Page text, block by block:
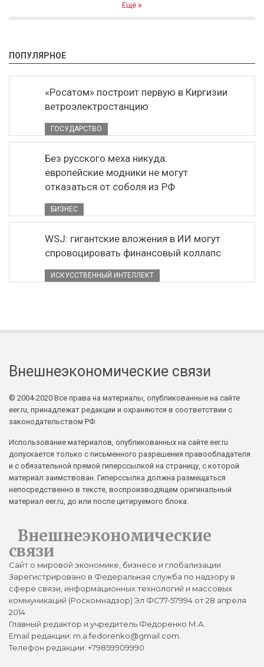
Ещё
ПОПУЛЯРНОЕ
«Росатом» построит первую в Киргизии
ветроэлектростанцию
ГОСУДАРСТВО
Без русского меха никуда:
европейские модники не могут
отказаться от соболя из РФ
БИЗНЕС
WSJ: гигантские вложения в ИИ могут
спровоцировать финансовый коллапс
ИСКУССТВЕННЫЙ ИНТЕЛЛЕКТ
Внешнеэкономические связи
© 2004-2020 Все права на материалы, опубликованные на сайте
eer.ru, принадлежат редакции и охраняются в соответствии с
законодательством РФ.
Использование материалов, опубликованных на сайте eer.ru
допускается только с письменного разрешения правообладателя
и с обязательной прямой гиперссылкой на страницу, с которой
материал заимствован. Гиперссылка должна размещаться
непосредственно в тексте, воспроизводящем оригинальный
материал eer.ru, до или после цитируемого блока.
Внешнеэкономические
связи
Сайт о мировой экономике, бизнесе и глобализации
Зарегистрировано в Федеральная служба по надзору в
сфере связи, информационных технологий и массовых
коммуникаций (Роскомнадзор) Эл ФС77-57994 от 28 апреля
2014
Главный редактор и учредитель Федоренко М.А.
Email редакции: m.a.fedorenko@gmail.com.
Телефон редакции: +79859909990